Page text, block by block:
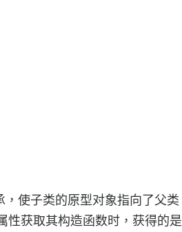
使子类的原型对象指向了父类
性获取其构造函数时，获得的是